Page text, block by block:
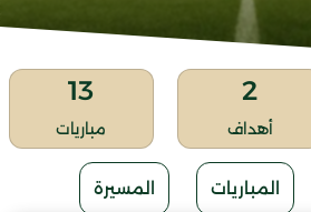
2
أهداف
13
مباريات
المباريات المسيرة